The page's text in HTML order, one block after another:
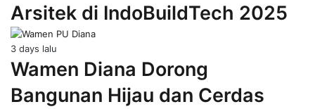
Arsitek di IndoBuildTech 2025
3 days lalu
Wamen Diana Dorong
Bangunan Hijau dan Cerdas